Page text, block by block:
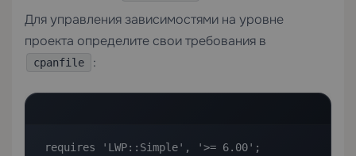
Для управления зависимостями на уровне
проекта определите свои требования в
cpanfile :
requires 'LWP::Simple', '>= 6.00';